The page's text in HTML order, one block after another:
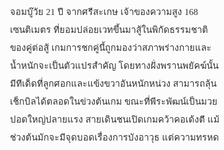
จอมบู๊วัย 21 ปี จากศรีสะเกษ เจ้าของความสูง 168
เซนติเมตร ที่ยอมปล่อยเวทขึ้นมาสู้ในพิกัดธรรมชาติ
ของคู่ต่อสู้ เกมการชกคู่นี้ถูกมองว่าสภาพร่างกายและ
น้ำหนักจะเป็นตัวแปรสำคัญ โดยทางฝั่งพรานพยัคฆ์นั้น
มีทีเด็ดที่ลูกศอกและแข้งขวาอันหนักหน่วง สามารถลุ้น
เช็กบิลได้ตลอดในข่วงต้นเกม ขณะที่พีระพัฒน์เป็นมวย
ปอดใหญ่ปลายแรง สายเดินชนเปิดเกมคว้าคอเด้งตี แม้
ช่วงต้นมักจะมีจุดบอดเรื่องการบังอาวุธ แต่ความทรหด